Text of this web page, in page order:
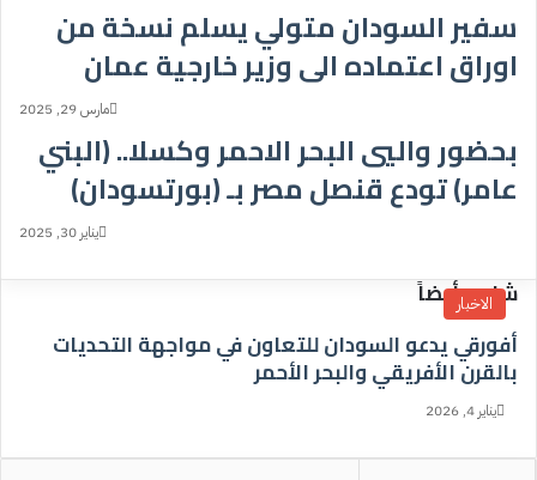
سفير السودان متولي يسلم نسخة من
اوراق اعتماده الى وزير خارجية عمان
مارس 29, 2025
بحضور واليي البحر الاحمر وكسلا.. (البني
عامر) تودع قنصل مصر بـ (بورتسودان)
يناير 30, 2025
شاهد أيضاً
غ
ل
الاخبار
أفورقي يدعو السودان للتعاون في مواجهة التحديات
بالقرن الأفريقي والبحر الأحمر
يناير 4, 2026